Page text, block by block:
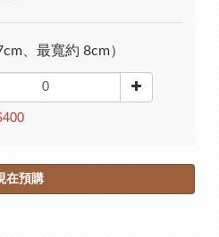
、最寬約 8cm）
在預購